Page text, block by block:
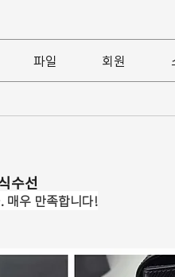
파일 회원
수선
매우 만족합니다!